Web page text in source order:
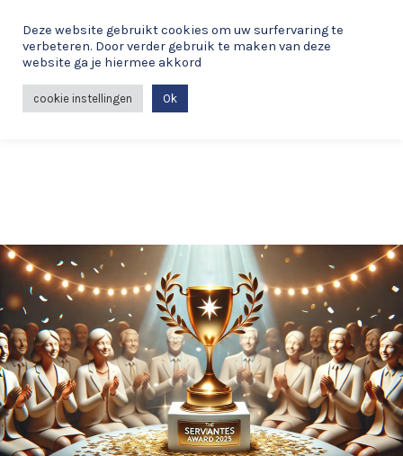
naar
inhoud
Deze website gebruikt cookies om uw surfervaring te
verbeteren. Door verder gebruik te maken van deze
website ga je hiermee akkord
cookie instellingen Ok